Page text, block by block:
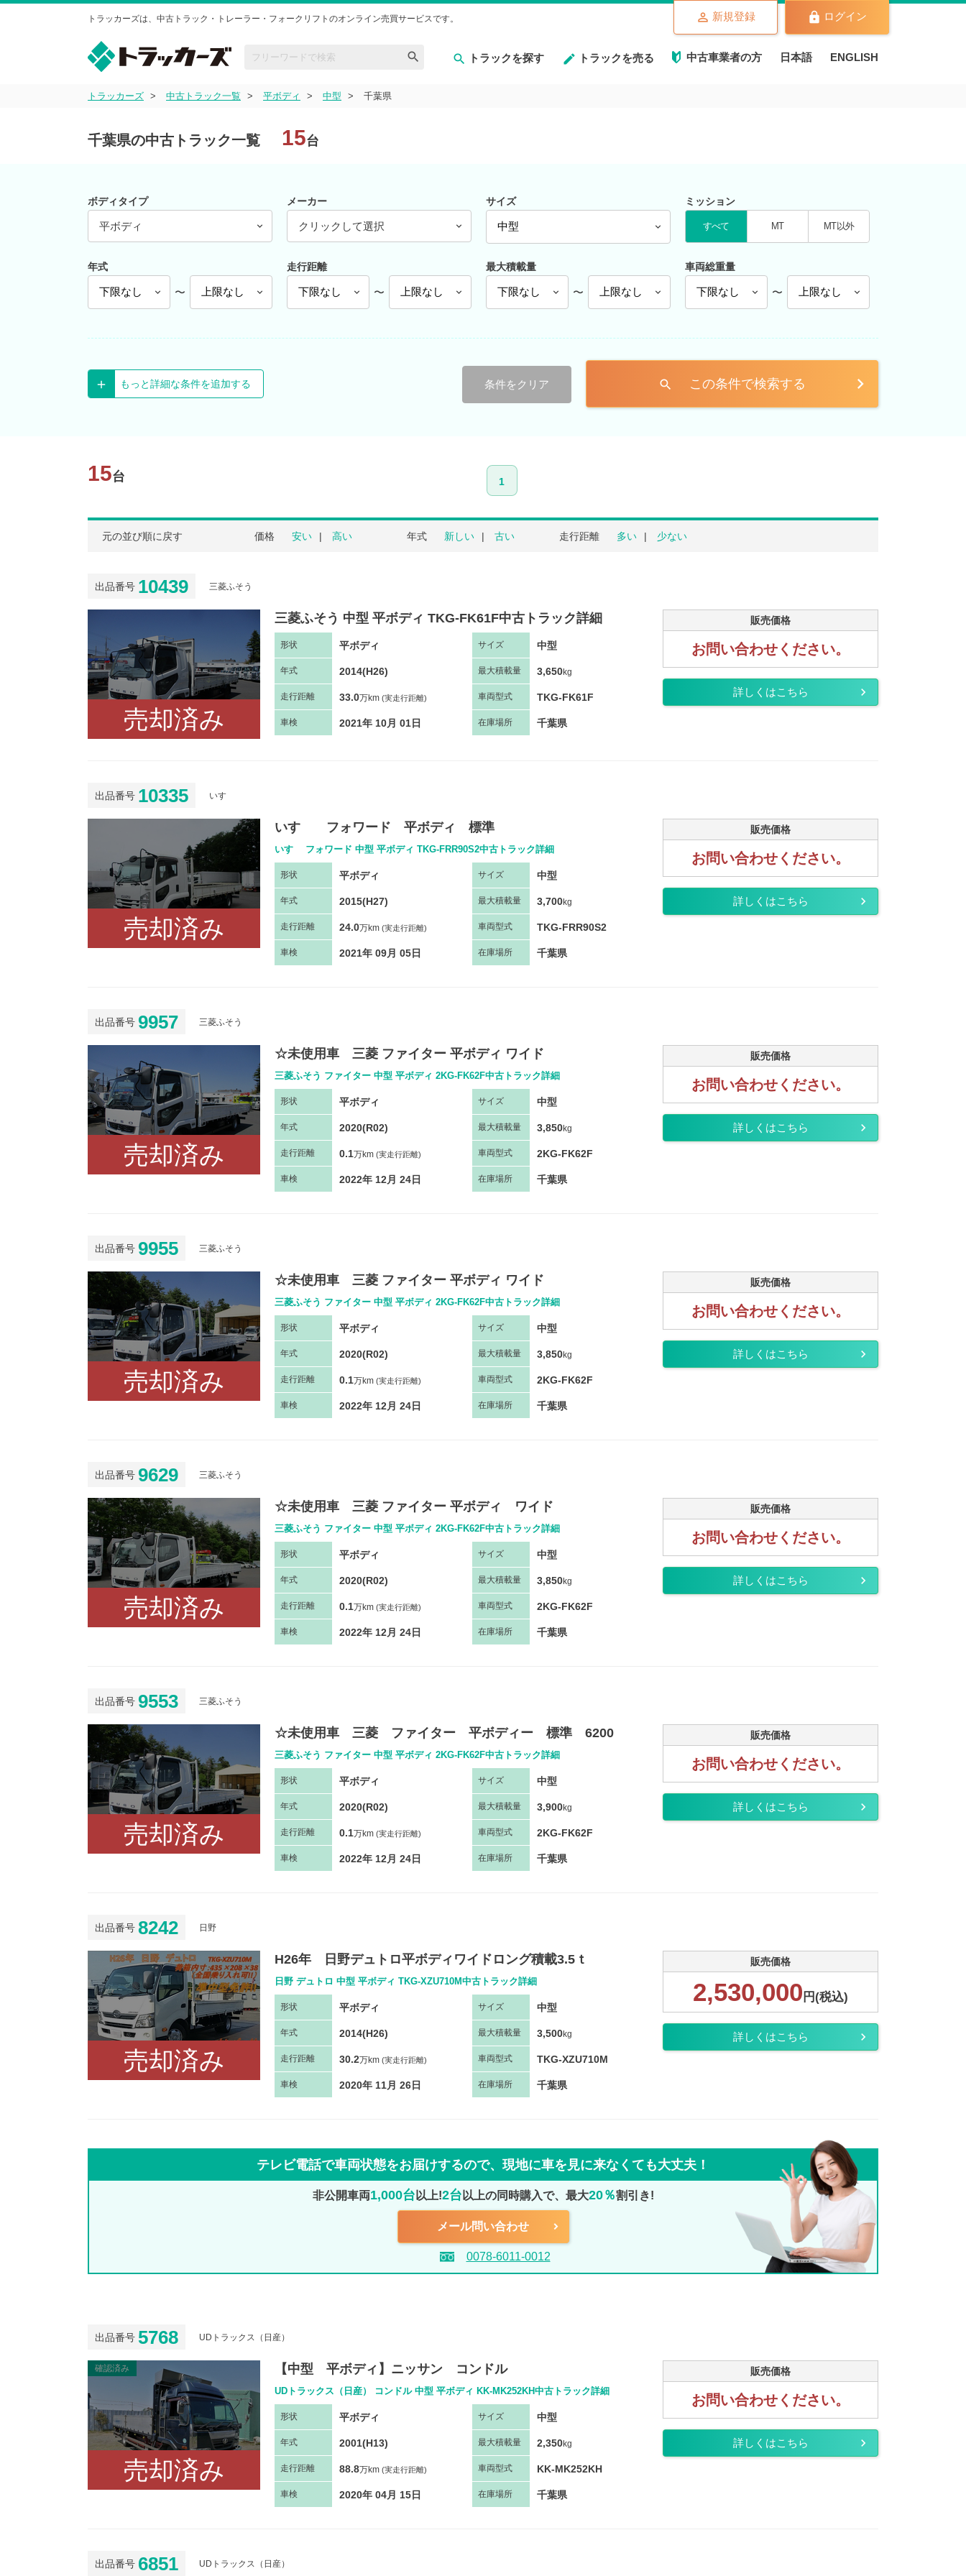
トラッカーズは、中古トラック・トレーラー・フォークリフトのオンライン売買サービスです。
トラックを探す トラックを売る 中古車業者の方 日本語 ENGLISH
新規登録 ログイン
トラッカーズ 中古トラック一覧 平ボディ 中型 千葉県
千葉県の中古トラック一覧 15台
ボディタイプ
平ボディ
メーカー
クリックして選択
サイズ ミッション
すべて MT MT以外
年式
〜
走行距離
〜
最大積載量
〜
車両総重量
〜
もっと詳細な条件を追加する 条件をクリア search この条件で検索する
15台 1
元の並び順に戻す 価格 安い 高い 年式 新しい 古い 走行距離 多い 少ない
出品番号 10439 三菱ふそう
売却済み
三菱ふそう 中型 平ボディ TKG-FK61F中古トラック詳細
形状 平ボディ サイズ 中型
年式 2014(H26) 最大積載量 3,650kg
走行距離 33.0万km (実走行距離) 車両型式 TKG-FK61F
車検 2021年 10月 01日 在庫場所 千葉県
販売価格
お問い合わせください。
詳しくはこちら
出品番号 10335 いすゞ
売却済み
いすゞ フォワード 平ボディ 標準
いすゞ フォワード 中型 平ボディ TKG-FRR90S2中古トラック詳細
形状 平ボディ サイズ 中型
年式 2015(H27) 最大積載量 3,700kg
走行距離 24.0万km (実走行距離) 車両型式 TKG-FRR90S2
車検 2021年 09月 05日 在庫場所 千葉県
販売価格
お問い合わせください。
詳しくはこちら
出品番号 9957 三菱ふそう
売却済み
☆未使用車 三菱 ファイター 平ボディ ワイド
三菱ふそう ファイター 中型 平ボディ 2KG-FK62F中古トラック詳細
形状 平ボディ サイズ 中型
年式 2020(R02) 最大積載量 3,850kg
走行距離 0.1万km (実走行距離) 車両型式 2KG-FK62F
車検 2022年 12月 24日 在庫場所 千葉県
販売価格
お問い合わせください。
詳しくはこちら
出品番号 9955 三菱ふそう
売却済み
☆未使用車 三菱 ファイター 平ボディ ワイド
三菱ふそう ファイター 中型 平ボディ 2KG-FK62F中古トラック詳細
形状 平ボディ サイズ 中型
年式 2020(R02) 最大積載量 3,850kg
走行距離 0.1万km (実走行距離) 車両型式 2KG-FK62F
車検 2022年 12月 24日 在庫場所 千葉県
販売価格
お問い合わせください。
詳しくはこちら
出品番号 9629 三菱ふそう
売却済み
☆未使用車 三菱 ファイター 平ボディ ワイド
三菱ふそう ファイター 中型 平ボディ 2KG-FK62F中古トラック詳細
形状 平ボディ サイズ 中型
年式 2020(R02) 最大積載量 3,850kg
走行距離 0.1万km (実走行距離) 車両型式 2KG-FK62F
車検 2022年 12月 24日 在庫場所 千葉県
販売価格
お問い合わせください。
詳しくはこちら
出品番号 9553 三菱ふそう
売却済み
☆未使用車 三菱 ファイター 平ボディー 標準 6200
三菱ふそう ファイター 中型 平ボディ 2KG-FK62F中古トラック詳細
形状 平ボディ サイズ 中型
年式 2020(R02) 最大積載量 3,900kg
走行距離 0.1万km (実走行距離) 車両型式 2KG-FK62F
車検 2022年 12月 24日 在庫場所 千葉県
販売価格
お問い合わせください。
詳しくはこちら
出品番号 8242 日野
売却済み
H26年 日野デュトロ平ボディワイドロング積載3.5ｔ
日野 デュトロ 中型 平ボディ TKG-XZU710M中古トラック詳細
形状 平ボディ サイズ 中型
年式 2014(H26) 最大積載量 3,500kg
走行距離 30.2万km (実走行距離) 車両型式 TKG-XZU710M
車検 2020年 11月 26日 在庫場所 千葉県
販売価格
2,530,000 円(税込)
詳しくはこちら
テレビ電話で車両状態をお届けするので、 現地に車を見に来なくても大丈夫！
非公開車両1,000台 以上!2台 以上の同時購入で、最大20％割引き!
メール問い合わせ
0078-6011-0012
出品番号 5768 UDトラックス（日産）
確認済み
売却済み
【中型 平ボディ】ニッサン コンドル
UDトラックス（日産） コンドル 中型 平ボディ KK-MK252KH中古トラック詳細
形状 平ボディ サイズ 中型
年式 2001(H13) 最大積載量 2,350kg
走行距離 88.8万km (実走行距離) 車両型式 KK-MK252KH
車検 2020年 04月 15日 在庫場所 千葉県
販売価格
お問い合わせください。
詳しくはこちら
出品番号 6851 UDトラックス（日産）